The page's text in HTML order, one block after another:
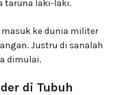
taruna laki-laki.
ke dunia militer
Justru di sanalah
dimulai.
di Tubuh